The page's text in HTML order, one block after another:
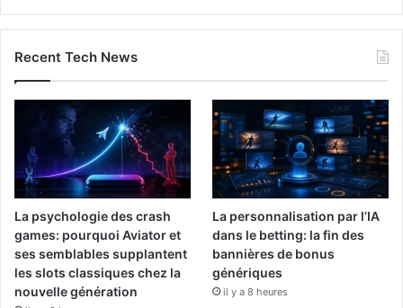
Recent Tech News
La psychologie des crash
games: pourquoi Aviator et
ses semblables supplantent
les slots classiques chez la
nouvelle génération
La personnalisation par l’IA
dans le betting: la fin des
bannières de bonus
génériques
il y a 8 heures